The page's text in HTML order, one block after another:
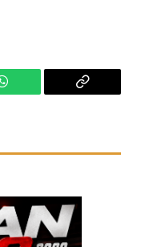
WhatsApp
Copiar